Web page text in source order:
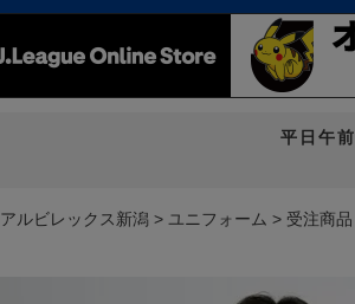
平日午
アルビレックス新潟 ユニフォーム 受注商品